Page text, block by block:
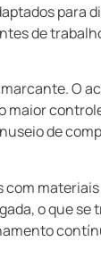
para
de
O
de
o que se